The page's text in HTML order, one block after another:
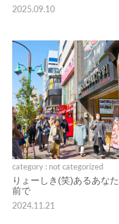
2025.09.10
category : not categorized
りょーしき(笑)あるあな
前で
2024.11.21